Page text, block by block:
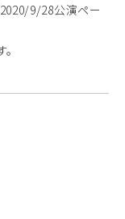
2020/9/28公演ペー